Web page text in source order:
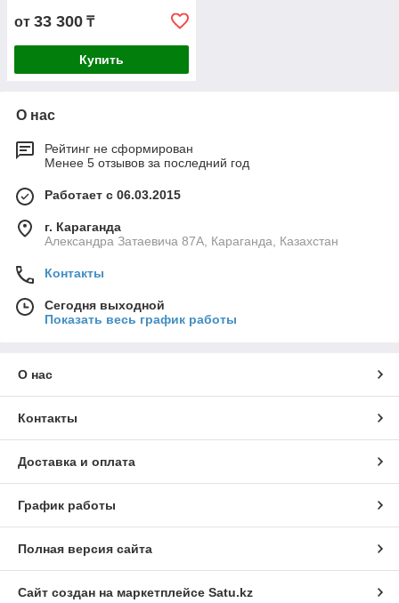
от 33 300 ₸
Купить
О нас
Рейтинг не сформирован
Менее 5 отзывов за последний год
Работает с 06.03.2015
г. Караганда
Александра Затаевича 87А, Караганда, Казахстан
Контакты
Сегодня выходной
Показать весь график работы
О нас
Контакты
Доставка и оплата
График работы
Полная версия сайта
Сайт создан на маркетплейсе Satu.kz